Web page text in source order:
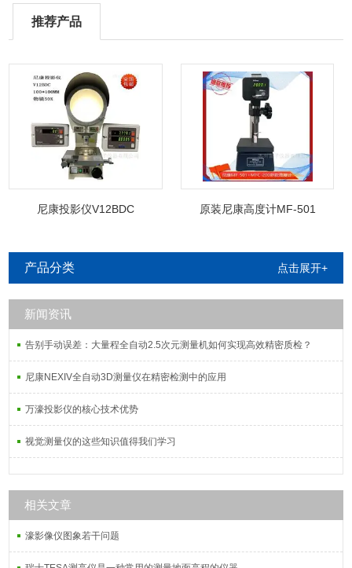
推荐产品
尼康投影仪V12BDC 原装尼康高度计MF-501
产品分类 点击展开+
新闻资讯
告别手动误差：大量程全自动2.5次元测量机如何实现高效精密质检？
尼康NEXIV全自动3D测量仪在精密检测中的应用
万濠投影仪的核心技术优势
视觉测量仪的这些知识值得我们学习
相关文章
濠影像仪图象若干问题